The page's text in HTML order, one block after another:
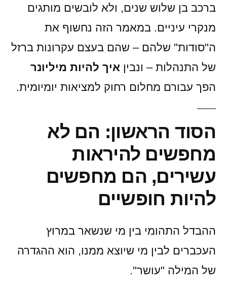
ברכב בן שלוש שנים, ולא לובשים מותגים
מנקרי עיניים. במאמר הזה נחשוף את
ה"סודות" שלהם – שהם בעצם עקרונות ברזל
של התנהלות – ונבין איך להיות מיליונר
הפך עבורם מחלום רחוק למציאות יומיומית.
הסוד הראשון: הם לא
מחפשים להיראות
עשירים, הם מחפשים
להיות חופשיים
ההבדל התהומי בין מי שנשאר במרוץ
העכברים לבין מי שיוצא ממנו, הוא ההגדרה
של המילה "עושר".